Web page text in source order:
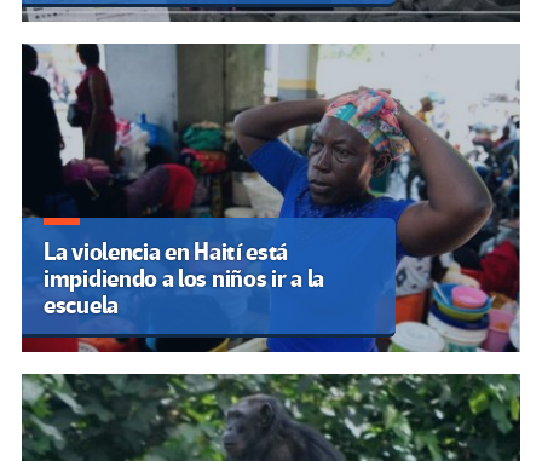
La violencia en Haití está
impidiendo a los niños ir a la
escuela